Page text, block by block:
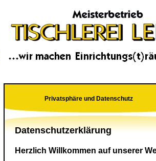
Privatsphäre und Datenschutz
Datenschutzerklärung
Herzlich Willkommen auf unserer